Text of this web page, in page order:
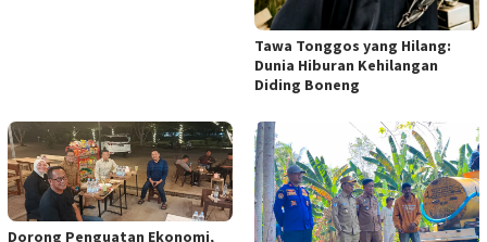
Tawa Tonggos yang Hilang:
Dunia Hiburan Kehilangan
Diding Boneng
Dorong Penguatan Ekonomi,